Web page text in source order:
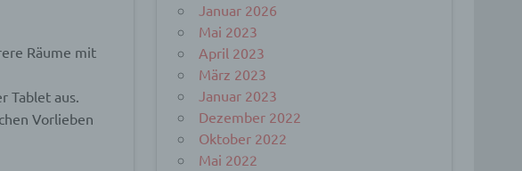
Räume mit
Tablet aus.
Vorlieben
Januar 2026
Mai 2023
April 2023
März 2023
Januar 2023
Dezember 2022
Oktober 2022
Mai 2022